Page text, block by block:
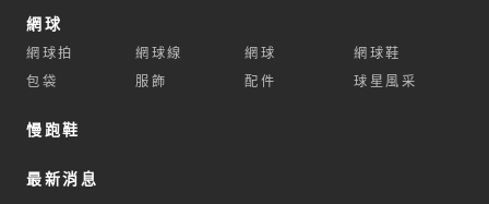
網球
網球拍 網球線 網球
網球鞋
包袋
服飾 配件 球星風采
慢跑鞋
最新消息